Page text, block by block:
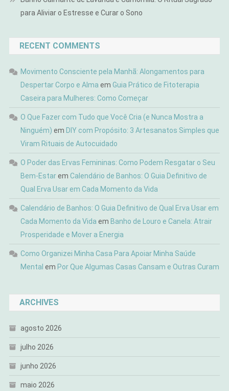
para Aliviar o Estresse e Curar o Sono
RECENT COMMENTS
Movimento Consciente pela Manhã: Alongamentos para
Despertar Corpo e Alma em Guia Prático de Fitoterapia
Caseira para Mulheres: Como Começar
O Que Fazer com Tudo que Você Cria (e Nunca Mostra a
Ninguém) em DIY com Propósito: 3 Artesanatos Simples que
Viram Rituais de Autocuidado
O Poder das Ervas Femininas: Como Podem Resgatar o Seu
Bem-Estarem Calendário de Banhos: O Guia Definitivo de
Qual Erva Usar em Cada Momento da Vida
Calendário de Banhos: O Guia Definitivo de Qual Erva Usar em
Cada Momento da Vida em Banho de Louro e Canela: Atrair
Prosperidade e Mover a Energia
Como Organizei Minha Casa Para Apoiar Minha Saúde
Mental em Por Que Algumas Casas Cansam e Outras Curam
ARCHIVES
agosto 2026
julho 2026
junho 2026
maio 2026